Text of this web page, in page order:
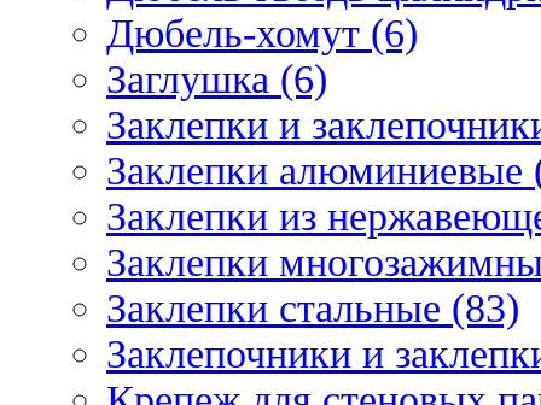
Дюбель-хомут (6)
Заглушка (6)
Заклепки и
Заклепки алюминиевые
Заклепки из
Заклепки
Заклепки стальные (83)
Заклепочники и